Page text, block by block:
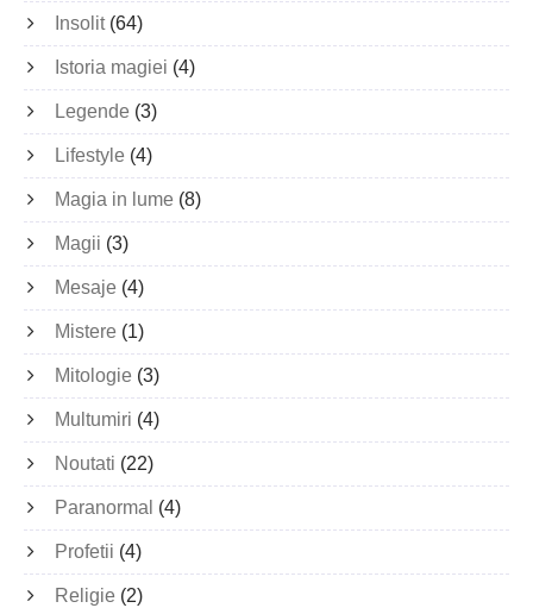
Insolit(64)
Istoria magiei (4)
Legende (3)
Lifestyle (4)
Magia in lume (8)
Magii (3)
Mesaje (4)
Mistere (1)
Mitologie (3)
Multumiri (4)
Noutati (22)
Paranormal (4)
Profetii (4)
Religie (2)